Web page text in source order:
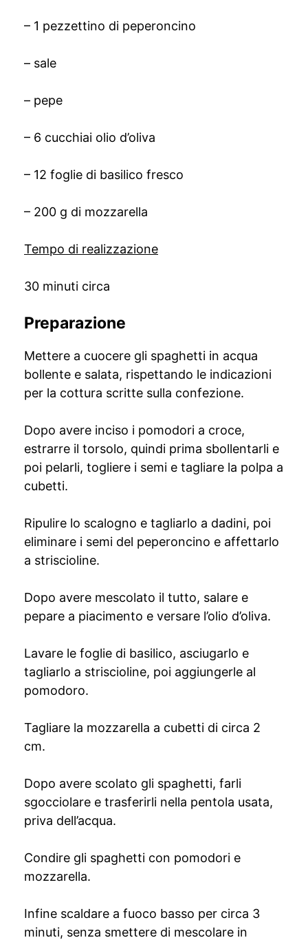
– 1 pezzettino di peperoncino
– sale
– pepe
– 6 cucchiai olio d’oliva
– 12 foglie di basilico fresco
– 200 g di mozzarella
Tempo di realizzazione
30 minuti circa
Preparazione
Mettere a cuocere gli spaghetti in acqua
bollente e salata, rispettando le indicazioni
per la cottura scritte sulla confezione.
Dopo avere inciso i pomodori a croce,
estrarre il torsolo, quindi prima sbollentarli e
poi pelarli, togliere i semi e tagliare la polpa a
cubetti.
Ripulire lo scalogno e tagliarlo a dadini, poi
eliminare i semi del peperoncino e affettarlo
a striscioline.
Dopo avere mescolato il tutto, salare e
pepare a piacimento e versare l’olio d’oliva.
Lavare le foglie di basilico, asciugarlo e
tagliarlo a striscioline, poi aggiungerle al
pomodoro.
Tagliare la mozzarella a cubetti di circa 2
cm.
Dopo avere scolato gli spaghetti, farli
sgocciolare e trasferirli nella pentola usata,
priva dell’acqua.
Condire gli spaghetti con pomodori e
mozzarella.
Infine scaldare a fuoco basso per circa 3
minuti, senza smettere di mescolare in